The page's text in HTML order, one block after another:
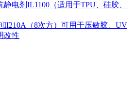
电剂IL1100（适用于TPU、硅胶、
II210A（8次方）可用于压敏胶、UV
改性